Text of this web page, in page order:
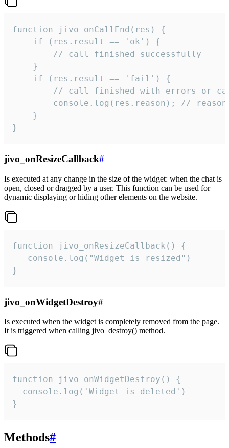
function jivo_onCallEnd(res) {
    if (res.result == 'ok') {
        // call finished successfully
    }
    if (res.result == 'fail') {
// call finished with errors or
console.log(res.reason); //
    }
}
jivo_onResizeCallback#
Is executed at any change in the size of the widget: when the chat is
open, closed or dragged by a user. This function can be used for
dynamic displaying or hiding other elements on the website.
function jivo_onResizeCallback() {
   console.log("Widget is resized")
}
jivo_onWidgetDestroy#
Is executed when the widget is completely removed from the page.
It is triggered when calling jivo_destroy() method.
function jivo_onWidgetDestroy() {
  console.log('Widget is deleted')
}
Methods#